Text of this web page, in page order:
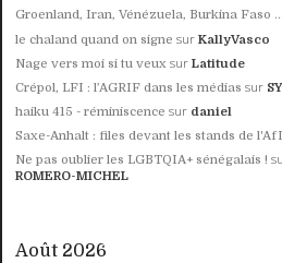
Groenland, Iran, Vénézuela, Burkina Faso ...
le chaland quand on signe surKallyVasco
Nage vers moi si tu veux surLatitude
Crépol, LFI : l’AGRIF dans les médias sur
haiku 415 - réminiscence sur daniel
Saxe-Anhalt : files devant les stands de
Ne pas oublier les LGBTQIA+ sénégalais !
ROMERO-MICHEL
Août 2026